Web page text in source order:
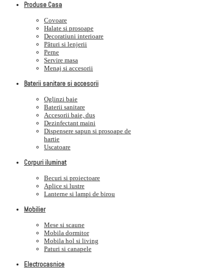
Produse Casa
Covoare
Halate si prosoape
Decoratiuni interioare
Pături si lenjerii
Perne
Servire masa
Menaj si accesorii
Baterii sanitare si accesorii
Oglinzi baie
Baterii sanitare
Accesorii baie, dus
Dezinfectant maini
Dispensere sapun si prosoape de
hartie
Uscatoare
Corpuri iluminat
Becuri si proiectoare
Aplice si lustre
Lanterne si lampi de birou
Mobilier
Mese si scaune
Mobila dormitor
Mobila hol si living
Paturi si canapele
Electrocasnice